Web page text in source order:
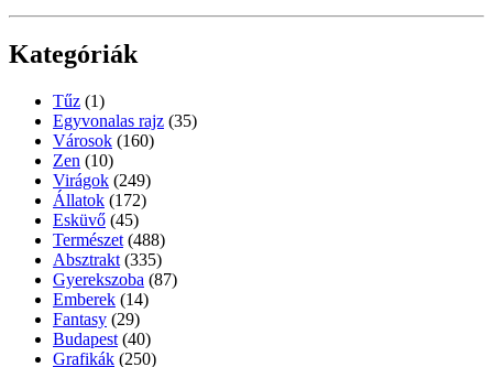
Kategóriák
Tűz (1)
Egyvonalas rajz (35)
Városok (160)
Zen (10)
Virágok (249)
Állatok (172)
Esküvő (45)
Természet (488)
Absztrakt (335)
Gyerekszoba (87)
Emberek (14)
Fantasy (29)
Budapest (40)
Grafikák (250)